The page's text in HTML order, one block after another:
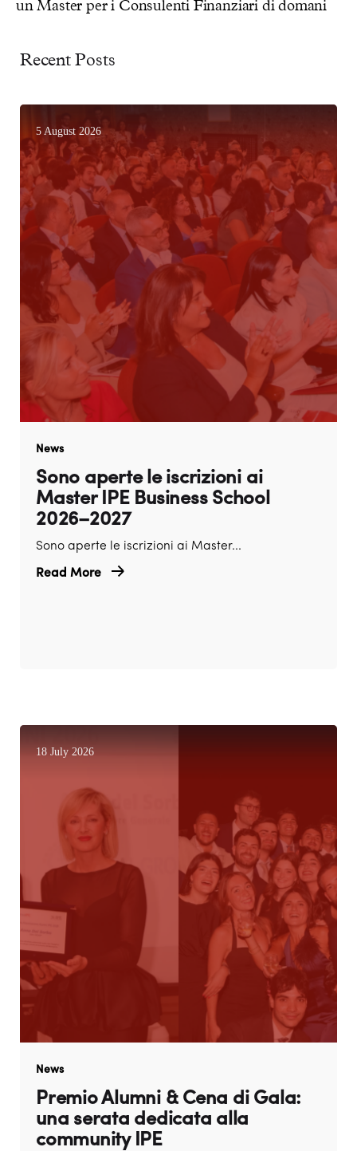
un Master per i Consulenti Finanziari di domani
Recent Posts
5 August 2026
News
Sono aperte le iscrizioni ai
Master IPE Business School
2026–2027
Sono aperte le iscrizioni ai Master...
Read More
18 July 2026
News
Premio Alumni & Cena di Gala:
una serata dedicata alla
community IPE